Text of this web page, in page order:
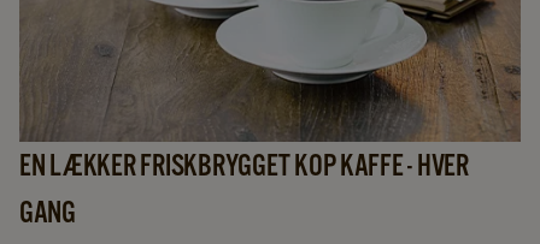
EN LÆKKER FRISKBRYGGET KOP KAFFE - HVER
GANG